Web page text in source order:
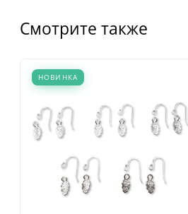
Смотрите также
НОВИНКА